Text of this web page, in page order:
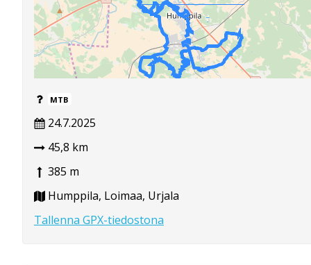
MTB
24.7.2025
45,8 km
385 m
Humppila, Loimaa, Urjala
Tallenna GPX-tiedostona